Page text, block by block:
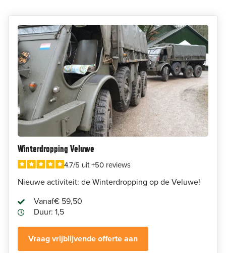
Winterdropping Veluwe
4.7/5 uit +50 reviews
Nieuwe activiteit: de Winterdropping op de Veluwe!
Vanaf€ 59,50
Duur: 1,5
Vraag vrijblijvende offerte aan